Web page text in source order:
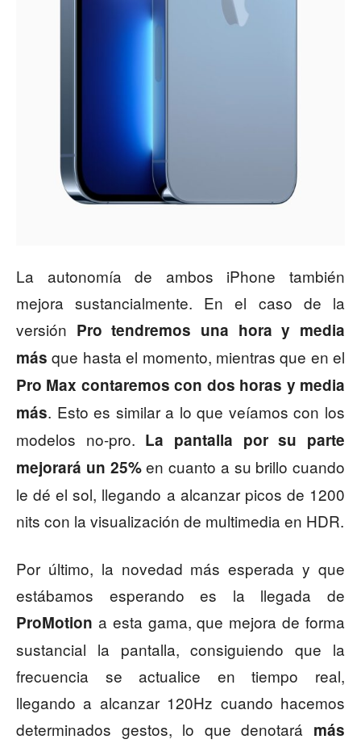
La autonomía de ambos iPhone también
mejora sustancialmente. En el caso de la
versión Pro tendremos una hora y media
más que hasta el momento, mientras que en el
Pro Max contaremos con dos horas y media
más. Esto es similar a lo que veíamos con los
modelos no-pro. La pantalla por su parte
mejorará un 25%en cuanto a su brillo cuando
le dé el sol, llegando a alcanzar picos de 1200
nits con la visualización de multimedia en HDR.
Por último, la novedad más esperada y que
estábamos esperando es la llegada de
ProMotion a esta gama, que mejora de forma
sustancial la pantalla, consiguiendo que la
frecuencia se actualice en tiempo real,
llegando a alcanzar 120Hz cuando hacemos
determinados gestos, lo que denotará más